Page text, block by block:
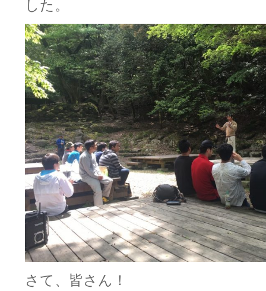
した。
さて、皆さん！